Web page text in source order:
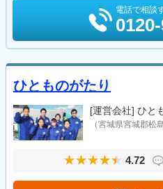
電話で相談
ひとものがたり
[運営会社] ひと
（宮城県宮城郡松
4.72